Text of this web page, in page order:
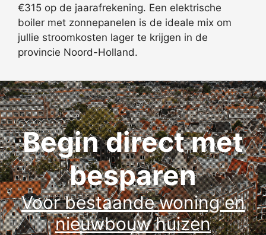
€315 op de jaarafrekening. Een elektrische
boiler met zonnepanelen is de ideale mix om
jullie stroomkosten lager te krijgen in de
provincie Noord-Holland.
Begin direct met
besparen
Voor bestaande woning en
nieuwbouw huizen